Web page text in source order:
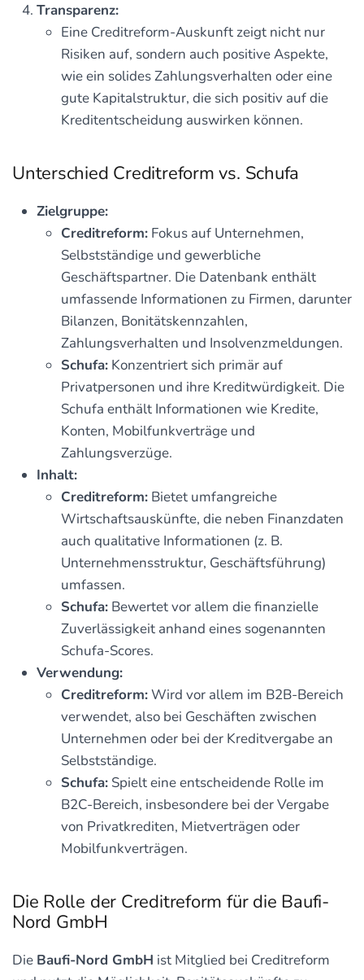
Transparenz:
Eine Creditreform-Auskunft zeigt nicht nur
Risiken auf, sondern auch positive Aspekte,
wie ein solides Zahlungsverhalten oder eine
gute Kapitalstruktur, die sich positiv auf die
Kreditentscheidung auswirken können.
Unterschied Creditreform vs. Schufa
Zielgruppe:
Creditreform: Fokus auf Unternehmen,
Selbstständige und gewerbliche
Geschäftspartner. Die Datenbank enthält
umfassende Informationen zu Firmen, darunter
Bilanzen, Bonitätskennzahlen,
Zahlungsverhalten und Insolvenzmeldungen.
Schufa: Konzentriert sich primär auf
Privatpersonen und ihre Kreditwürdigkeit. Die
Schufa enthält Informationen wie Kredite,
Konten, Mobilfunkverträge und
Zahlungsverzüge.
Inhalt:
Creditreform: Bietet umfangreiche
Wirtschaftsauskünfte, die neben Finanzdaten
auch qualitative Informationen (z. B.
Unternehmensstruktur, Geschäftsführung)
umfassen.
Schufa: Bewertet vor allem die finanzielle
Zuverlässigkeit anhand eines sogenannten
Schufa-Scores.
Verwendung:
Creditreform:Wird vor allem im B2B-Bereich
verwendet, also bei Geschäften zwischen
Unternehmen oder bei der Kreditvergabe an
Selbstständige.
Schufa: Spielt eine entscheidende Rolle im
B2C-Bereich, insbesondere bei der Vergabe
von Privatkrediten, Mietverträgen oder
Mobilfunkverträgen.
Die Rolle der Creditreform für die Baufi-
Nord GmbH
Die Baufi-Nord GmbH ist Mitglied bei Creditreform